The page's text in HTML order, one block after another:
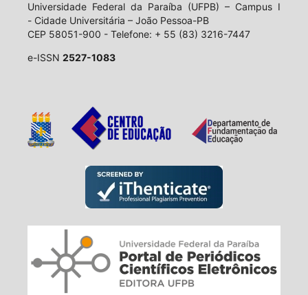
Universidade Federal da Paraíba (UFPB) – Campus I
- Cidade Universitária – João Pessoa-PB
CEP 58051-900 - Telefone: + 55 (83) 3216-7447
e-ISSN 2527-1083